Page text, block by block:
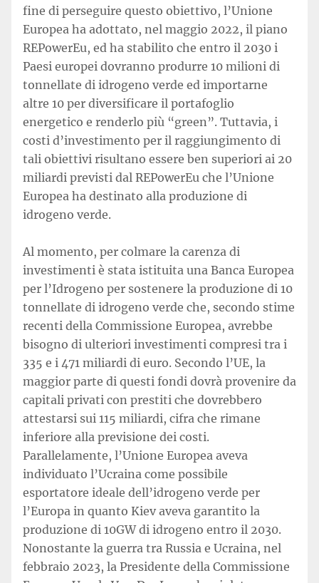
fine di perseguire questo obiettivo, l’Unione
Europea ha adottato, nel maggio 2022, il piano
REPowerEu, ed ha stabilito che entro il 2030 i
Paesi europei dovranno produrre 10 milioni di
tonnellate di idrogeno verde ed importarne
altre 10 per diversificare il portafoglio
energetico e renderlo più “green”. Tuttavia, i
costi d’investimento per il raggiungimento di
tali obiettivi risultano essere ben superiori ai 20
miliardi previsti dal REPowerEu che l’Unione
Europea ha destinato alla produzione di
idrogeno verde.
Al momento, per colmare la carenza di
investimenti è stata istituita una Banca Europea
per l’Idrogeno per sostenere la produzione di 10
tonnellate di idrogeno verde che, secondo stime
recenti della Commissione Europea, avrebbe
bisogno di ulteriori investimenti compresi tra i
335 e i 471 miliardi di euro. Secondo l’UE, la
maggior parte di questi fondi dovrà provenire da
capitali privati con prestiti che dovrebbero
attestarsi sui 115 miliardi, cifra che rimane
inferiore alla previsione dei costi.
Parallelamente, l’Unione Europea aveva
individuato l’Ucraina come possibile
esportatore ideale dell’idrogeno verde per
l’Europa in quanto Kiev aveva garantito la
produzione di 10GW di idrogeno entro il 2030.
Nonostante la guerra tra Russia e Ucraina, nel
febbraio 2023, la Presidente della Commissione